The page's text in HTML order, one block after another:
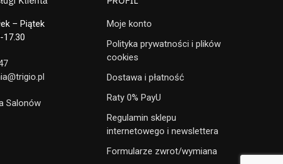
– Piątek
17.30
Salonów
Moje konto
Polityka prywatności i plików
cookies
Dostawa i płatność
Raty 0% PayU
Regulamin sklepu
internetowego i newslettera
Formularze zwrot/wymiana